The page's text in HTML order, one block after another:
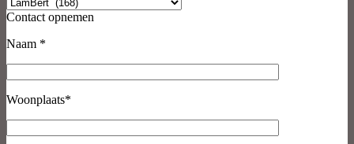
Contact opnemen
Naam *
Woonplaats*